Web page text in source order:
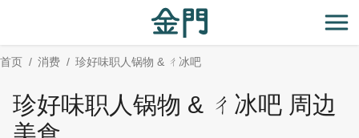
主
要
开
首页 消费 珍好味职人锅物 & ㄔ冰吧
珍好味职人锅物 & ㄔ冰吧 周边